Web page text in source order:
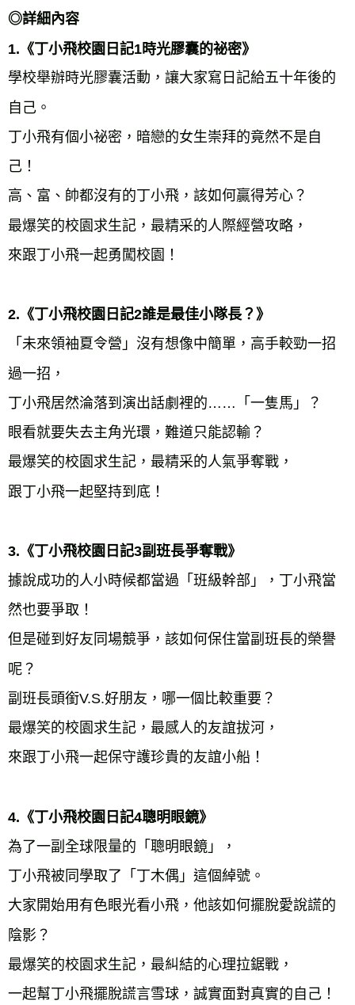
◎詳細內容
1.《丁小飛校園日記1時光膠囊的祕密》
學校舉辦時光膠囊活動，讓大家寫日記給五十年後的
自己。
丁小飛有個小祕密，暗戀的女生崇拜的竟然不是自
己！
高、富、帥都沒有的丁小飛，該如何贏得芳心？
最爆笑的校園求生記，最精采的人際經營攻略，
來跟丁小飛一起勇闖校園！
2.《丁小飛校園日記2誰是最佳小隊長？》
「未來領袖夏令營」沒有想像中簡單，高手較勁一招
過一招，
丁小飛居然淪落到演出話劇裡的……「一隻馬」？
眼看就要失去主角光環，難道只能認輸？
最爆笑的校園求生記，最精采的人氣爭奪戰，
跟丁小飛一起堅持到底！
3.《丁小飛校園日記3副班長爭奪戰》
據說成功的人小時候都當過「班級幹部」，丁小飛當
然也要爭取！
但是碰到好友同場競爭，該如何保住當副班長的榮譽
呢？
副班長頭銜V.S.好朋友，哪一個比較重要？
最爆笑的校園求生記，最感人的友誼拔河，
來跟丁小飛一起保守護珍貴的友誼小船！
4.《丁小飛校園日記4聰明眼鏡》
為了一副全球限量的「聰明眼鏡」，
丁小飛被同學取了「丁木偶」這個綽號。
大家開始用有色眼光看小飛，他該如何擺脫愛說謊的
陰影？
最爆笑的校園求生記，最糾結的心理拉鋸戰，
一起幫丁小飛擺脫謊言雪球，誠實面對真實的自己！